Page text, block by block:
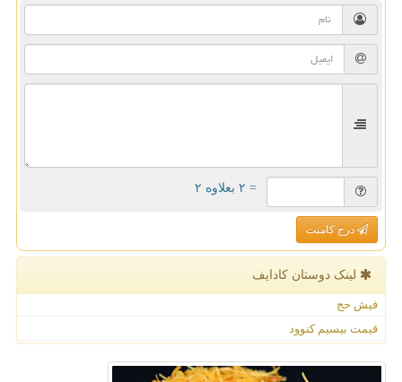
= ۲ بعلاوه ۲
درج کامنت
لینک دوستان كادایف
فیش حج
قیمت بیسیم کنوود